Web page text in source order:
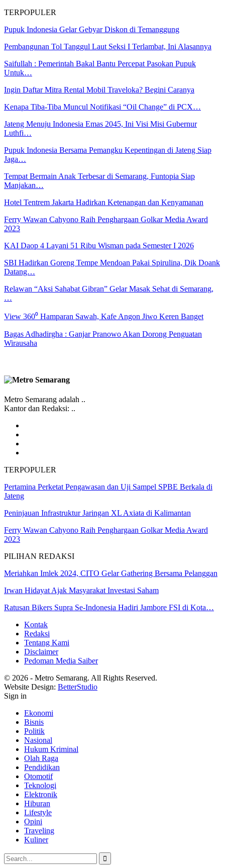
TERPOPULER
Pupuk Indonesia Gelar Gebyar Diskon di Temanggung
Pembangunan Tol Tanggul Laut Seksi I Terlambat, Ini Alasannya
Saifullah : Pemerintah Bakal Bantu Percepat Pasokan Pupuk
Untuk…
Ingin Daftar Mitra Rental Mobil Traveloka? Begini Caranya
Kenapa Tiba-Tiba Muncul Notifikasi “Oil Change” di PCX…
Jateng Menuju Indonesia Emas 2045, Ini Visi Misi Gubernur
Luthfi…
Pupuk Indonesia Bersama Pemangku Kepentingan di Jateng Siap
Jaga…
Tempat Bermain Anak Terbesar di Semarang, Funtopia Siap
Manjakan…
Hotel Tentrem Jakarta Hadirkan Ketenangan dan Kenyamanan
Ferry Wawan Cahyono Raih Penghargaan Golkar Media Award
2023
KAI Daop 4 Layani 51 Ribu Wisman pada Semester I 2026
SBI Hadirkan Goreng Tempe Mendoan Pakai Spirulina, Dik Doank
Datang…
Relawan “Aksi Sahabat Gibran” Gelar Masak Sehat di Semarang,
…
View 360⁰ Hamparan Sawah, Kafe Angon Jiwo Keren Banget
Bagas Adhadirgha : Ganjar Pranowo Akan Dorong Penguatan
Wirausaha
Metro Semarang adalah ..
Kantor dan Redaksi: ..
TERPOPULER
Pertamina Perketat Pengawasan dan Uji Sampel SPBE Berkala di
Jateng
Peninjauan Infrastruktur Jaringan XL Axiata di Kalimantan
Ferry Wawan Cahyono Raih Penghargaan Golkar Media Award
2023
PILIHAN REDAKSI
Meriahkan Imlek 2024, CITO Gelar Gathering Bersama Pelanggan
Irwan Hidayat Ajak Masyarakat Investasi Saham
Ratusan Bikers Supra Se-Indonesia Hadiri Jambore FSI di Kota…
Kontak
Redaksi
Tentang Kami
Disclaimer
Pedoman Media Saiber
© 2026 - Metro Semarang. All Rights Reserved.
Website Design: BetterStudio
Sign in
Ekonomi
Bisnis
Politik
Nasional
Hukum Kriminal
Olah Raga
Pendidikan
Otomotif
Teknologi
Elektronik
Hiburan
Lifestyle
Opini
Traveling
Kuliner